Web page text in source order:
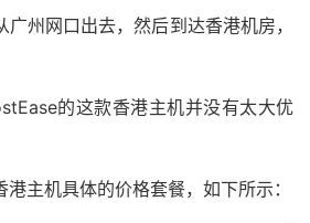
州网口出去，然后到达香港机房，
的这款香港主机并没有太大优
主机具体的价格套餐，如下所示：